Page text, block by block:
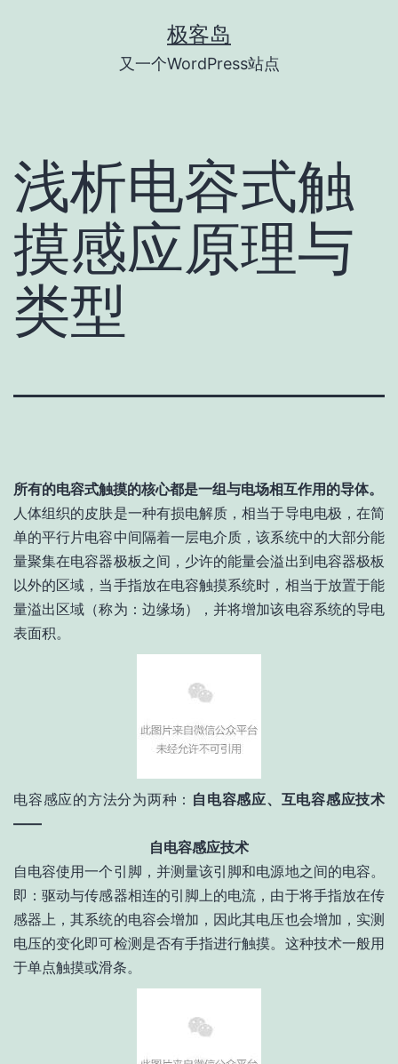
极客岛
又一个WordPress站点
浅析电容式触
摸感应原理与
类型
所有的电容式触摸的核心都是一组与电场相互作用的导体。
人体组织的皮肤是一种有损电解质，相当于导电电极，在简
单的平行片电容中间隔着一层电介质，该系统中的大部分能
量聚集在电容器极板之间，少许的能量会溢出到电容器极板
以外的区域，当手指放在电容触摸系统时，相当于放置于能
量溢出区域（称为：边缘场），并将增加该电容系统的导电
表面积。
电容感应的方法分为两种： 自电容感应、互电容感应技术
——
自电容感应技术
自电容使用一个引脚，并测量该引脚和电源地之间的电容。
即：驱动与传感器相连的引脚上的电流，由于将手指放在传
感器上，其系统的电容会增加，因此其电压也会增加，实测
电压的变化即可检测是否有手指进行触摸。这种技术一般用
于单点触摸或滑条。